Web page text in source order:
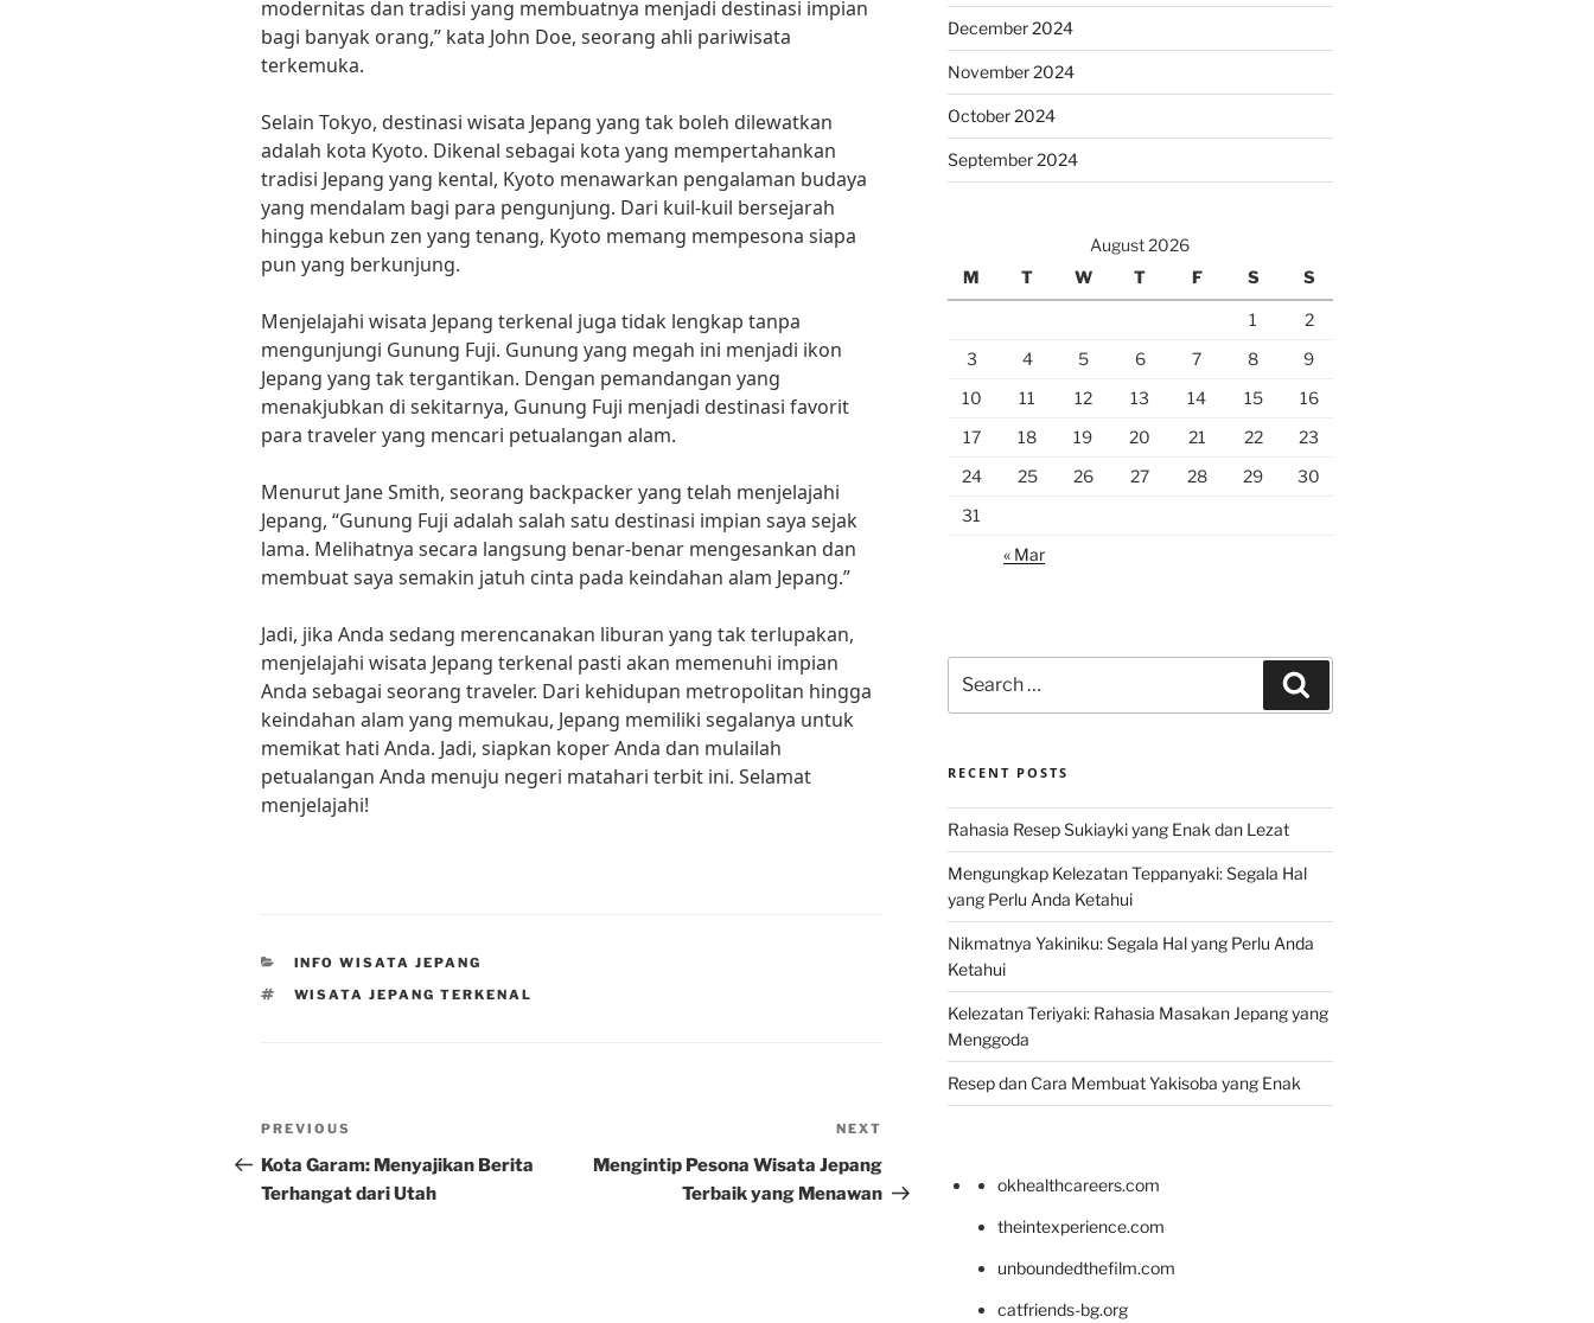
modernitas dan tradisi yang membuatnya menjadi destinasi impian
bagi banyak orang,” kata John Doe, seorang ahli pariwisata
terkemuka.
Selain Tokyo, destinasi wisata Jepang yang tak boleh dilewatkan
adalah kota Kyoto. Dikenal sebagai kota yang mempertahankan
tradisi Jepang yang kental, Kyoto menawarkan pengalaman budaya
yang mendalam bagi para pengunjung. Dari kuil-kuil bersejarah
hingga kebun zen yang tenang, Kyoto memang mempesona siapa
pun yang berkunjung.
Menjelajahi wisata Jepang terkenal juga tidak lengkap tanpa
mengunjungi Gunung Fuji. Gunung yang megah ini menjadi ikon
Jepang yang tak tergantikan. Dengan pemandangan yang
menakjubkan di sekitarnya, Gunung Fuji menjadi destinasi favorit
para traveler yang mencari petualangan alam.
Menurut Jane Smith, seorang backpacker yang telah menjelajahi
Jepang, “Gunung Fuji adalah salah satu destinasi impian saya sejak
lama. Melihatnya secara langsung benar-benar mengesankan dan
membuat saya semakin jatuh cinta pada keindahan alam Jepang.”
Jadi, jika Anda sedang merencanakan liburan yang tak terlupakan,
menjelajahi wisata Jepang terkenal pasti akan memenuhi impian
Anda sebagai seorang traveler. Dari kehidupan metropolitan hingga
keindahan alam yang memukau, Jepang memiliki segalanya untuk
memikat hati Anda. Jadi, siapkan koper Anda dan mulailah
petualangan Anda menuju negeri matahari terbit ini. Selamat
menjelajahi!
CATEGORIES
INFO WISATA JEPANG
TAGS
WISATA JEPANG TERKENAL
Post
navigation
Previous
Post
PREVIOUS
Kota Garam: Menyajikan Berita
Terhangat dari Utah
Post
NEXT
Mengintip Pesona Wisata Jepang
Terbaik yang Menawan
December 2024
November 2024
October 2024
September 2024
August 2026
M
T W T F S S
1
2
3
4 5 6 7 8
9
10
11 12 13 14 15
16
17
18 19 20 21 22
23
24
25 26 27 28 29
30
31
« Mar
for:
RECENT POSTS
Rahasia Resep Sukiayki yang Enak dan Lezat
Mengungkap Kelezatan Teppanyaki: Segala Hal
yang Perlu Anda Ketahui
Nikmatnya Yakiniku: Segala Hal yang Perlu Anda
Ketahui
Kelezatan Teriyaki: Rahasia Masakan Jepang yang
Menggoda
Resep dan Cara Membuat Yakisoba yang Enak
okhealthcareers.com
theintexperience.com
unboundedthefilm.com
catfriends-bg.org